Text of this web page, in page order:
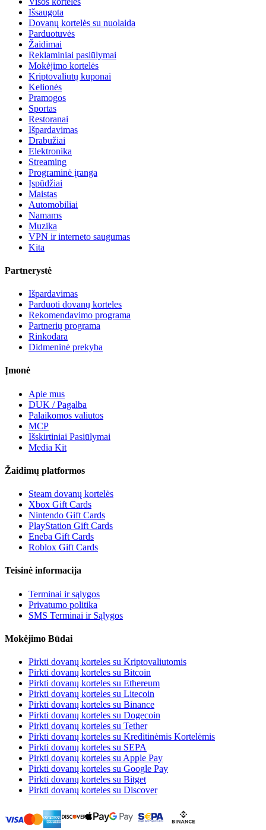
Išsaugota
Dovanų kortelės su nuolaida
Parduotuvės
Žaidimai
Reklaminiai pasiūlymai
Mokėjimo kortelės
Kriptovaliutų kuponai
Kelionės
Pramogos
Sportas
Restoranai
Išpardavimas
Drabužiai
Elektronika
Streaming
Programinė įranga
Įspūdžiai
Maistas
Automobiliai
Namams
Muzika
VPN ir interneto saugumas
Kita
Partnerystė
Išpardavimas
Parduoti dovanų korteles
Rekomendavimo programa
Partnerių programa
Rinkodara
Didmeninė prekyba
Įmonė
Apie mus
DUK / Pagalba
Palaikomos valiutos
MCP
Išskirtiniai Pasiūlymai
Media Kit
Žaidimų platformos
Steam dovanų kortelės
Xbox Gift Cards
Nintendo Gift Cards
PlayStation Gift Cards
Eneba Gift Cards
Roblox Gift Cards
Teisinė informacija
Terminai ir sąlygos
Privatumo politika
SMS Terminai ir Sąlygos
Mokėjimo Būdai
Pirkti dovanų korteles su Kriptovaliutomis
Pirkti dovanų korteles su Bitcoin
Pirkti dovanų korteles su Ethereum
Pirkti dovanų korteles su Litecoin
Pirkti dovanų korteles su Binance
Pirkti dovanų korteles su Dogecoin
Pirkti dovanų korteles su Tether
Pirkti dovanų korteles su Kreditinėmis Kortelėmis
Pirkti dovanų korteles su SEPA
Pirkti dovanų korteles su Apple Pay
Pirkti dovanų korteles su Google Pay
Pirkti dovanų korteles su Bitget
Pirkti dovanų korteles su Discover